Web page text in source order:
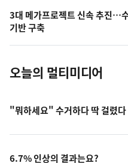
사
진
3대 메가프로젝트 신속 추진…
기반 구축
오늘의 멀티미디어
"뭐하세요" 수거하다 딱 걸렸다
6.7% 인상의 결과는요?